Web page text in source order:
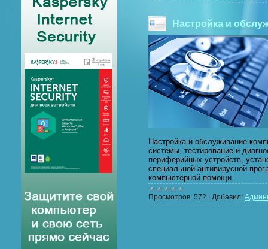
Настройка и
Настройка и обслуживание
системы, тестирование и
периферийных устройств,
специальной антивирусной
компьютерной помощи.
Просмотров: 572 | Добавил: